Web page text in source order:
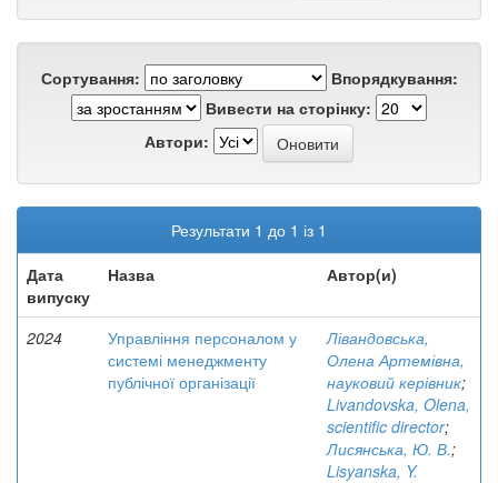
Сортування:
Впорядкування:
Вивести на сторінку:
Автори:
Результати 1 до 1 із 1
Дата
випуску
Назва Автор(и)
2024
Управління персоналом у
системі менеджменту
публічної організації
Лівандовська,
Олена Артемівна,
науковий керівник;
Livandovska, Olena,
scientific director;
Лисянська, Ю. В.;
Lisyanska, Y.